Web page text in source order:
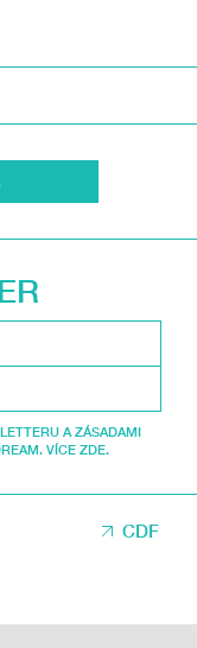
A ZÁSADAMI
VÍCE ZDE.
CDF